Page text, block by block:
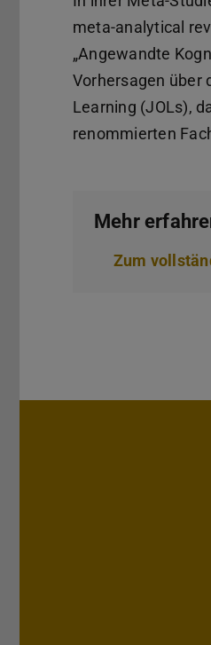
meta-analytical
„Angewandte
Vorhersagen über
Learning (JOLs),
renommierten
Mehr
Zum